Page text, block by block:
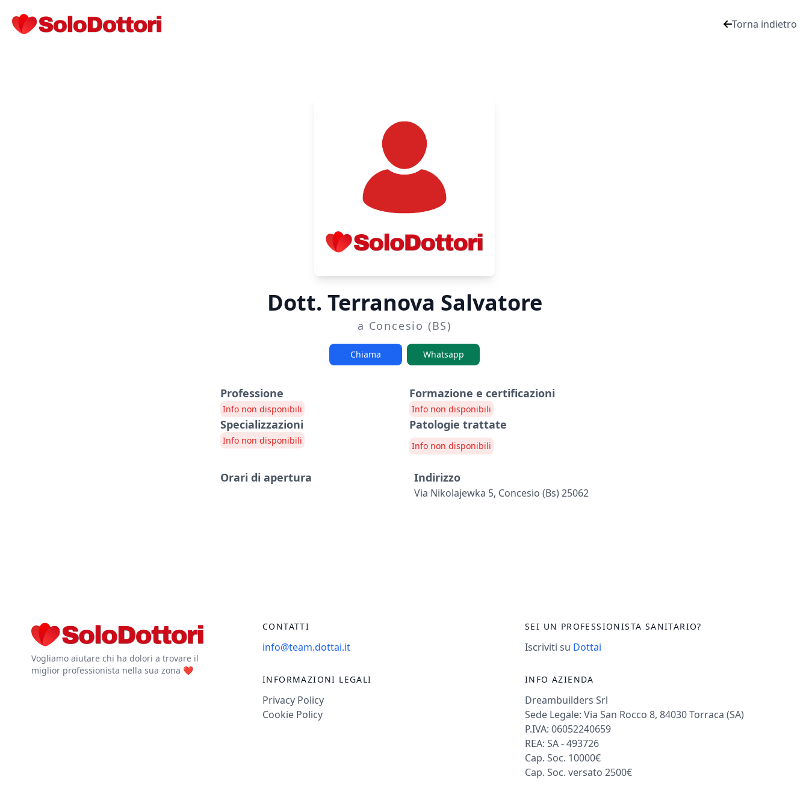
Torna indietro
Dott. Terranova Salvatore
a Concesio (BS)
Chiama Whatsapp
Professione
Info non disponibili
Specializzazioni
Info non disponibili
Formazione e certificazioni
Info non disponibili
Patologie trattate
Info non disponibili
Orari di apertura Indirizzo
Via Nikolajewka 5, Concesio (bs) 25062
Vogliamo aiutare chi ha dolori a trovare il
miglior professionista nella sua zona ❤️
CONTATTI
info@team.dottai.it
INFORMAZIONI LEGALI
Privacy Policy
Cookie Policy
SEI UN PROFESSIONISTA SANITARIO?
Iscriviti su Dottai
INFO AZIENDA
Dreambuilders Srl
Sede Legale: Via San Rocco 8, 84030 Torraca (SA)
P.IVA: 06052240659
REA: SA - 493726
Cap. Soc. 10000€
Cap. Soc. versato 2500€